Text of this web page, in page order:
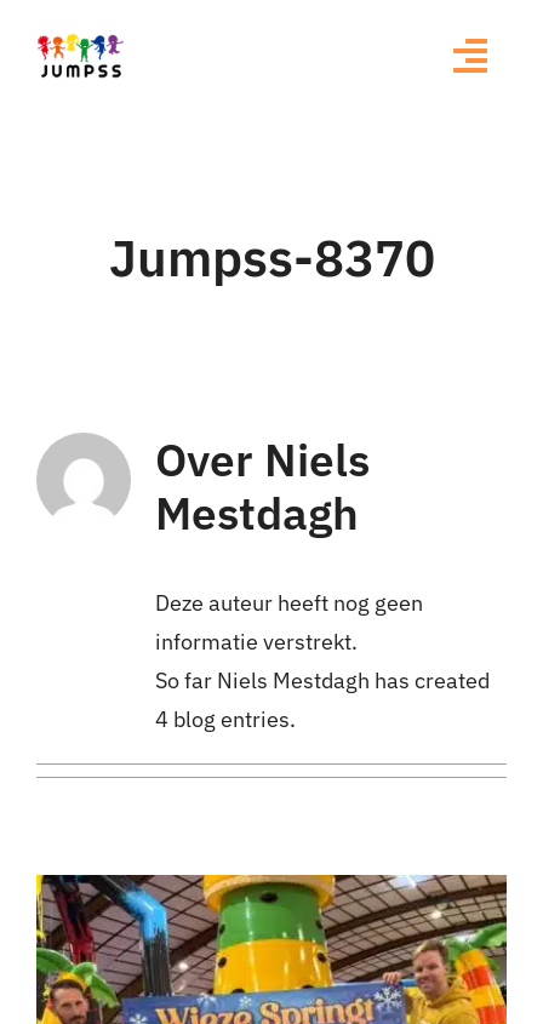
naar
Jumpss-8370
Over Niels
Mestdagh
Deze auteur heeft nog geen
informatie verstrekt.
So far Niels Mestdagh has created
4 blog entries.